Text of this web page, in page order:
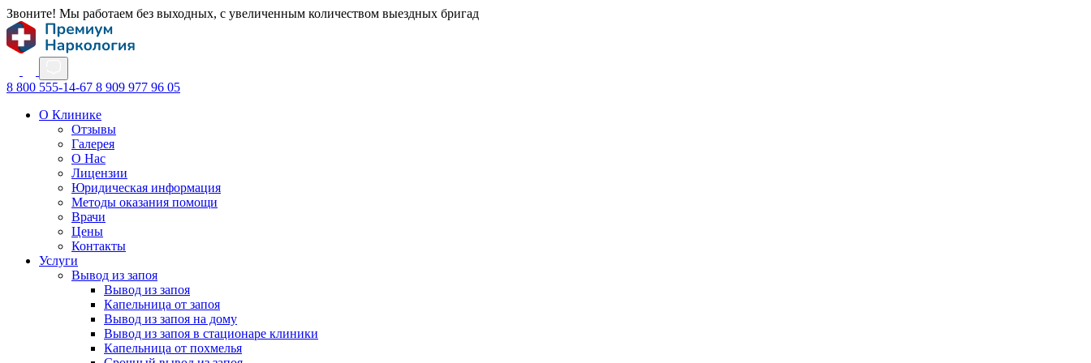
Звоните! Мы работаем без выходных, с увеличенным количеством выездных бригад
8 800 555-14-67 8 909 977 96 05
О Клинике
Отзывы
Галерея
О Нас
Лицензии
Юридическая информация
Методы оказания помощи
Врачи
Цены
Контакты
Услуги
Вывод из запоя
Вывод из запоя
Капельница от запоя
Вывод из запоя на дому
Вывод из запоя в стационаре клиники
Капельница от похмелья